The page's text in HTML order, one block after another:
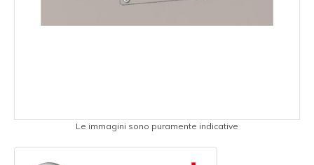
Le immagini sono puramente indicative